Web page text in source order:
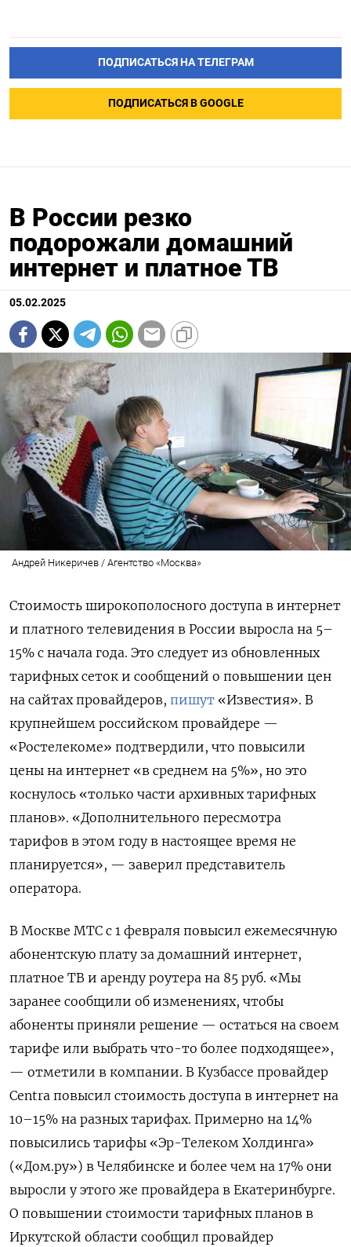
ПОДПИСАТЬСЯ НА ТЕЛЕГРАМ
ПОДПИСАТЬСЯ В GOOGLE
В России резко
подорожали домашний
интернет и платное ТВ
05.02.2025
Андрей Никеричев / Агентство «Москва»
Стоимость широкополосного доступа в интернет
и платного телевидения в России выросла на 5–
15% с начала года. Это следует из обновленных
тарифных сеток и сообщений о повышении цен
на сайтах провайдеров, пишут «Известия». В
крупнейшем российском провайдере —
«Ростелекоме» подтвердили, что повысили
цены на интернет «в среднем на 5%», но это
коснулось «только части архивных тарифных
планов». «Дополнительного пересмотра
тарифов в этом году в настоящее время не
планируется», — заверил представитель
оператора.
В Москве МТС с 1 февраля повысил ежемесячную
абонентскую плату за домашний интернет,
платное ТВ и аренду роутера на 85 руб. «Мы
заранее сообщили об изменениях, чтобы
абоненты приняли решение — остаться на своем
тарифе или выбрать что-то более подходящее»,
— отметили в компании. В Кузбассе провайдер
Centra повысил стоимость доступа в интернет на
10–15% на разных тарифах. Примерно на 14%
повысились тарифы «Эр-Телеком Холдинга»
(«Дом.ру») в Челябинске и более чем на 17% они
выросли у этого же провайдера в Екатеринбурге.
О повышении стоимости тарифных планов в
Иркутской области сообщил провайдер